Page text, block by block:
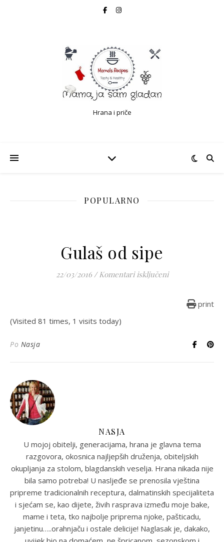
Hrana i priče
POPULARNO
Gulaš od sipe
22/03/2016 / Komentari isključeniza Gulaš od sipe
print
(Visited 81 times, 1 visits today)
Po Nasja
NASJA
U mojoj obitelji, generacijama, hrana je glavna tema
razgovora, okosnica najljepših druženja, obiteljskih
okupljanja za stolom, blagdanskih veselja. Hrana nikada nije
bila samo potreba! U nasljeđe se prenosila vještina
pripreme tradicionalnih receptura, dalmatinskih specijaliteta
i sjećam se, kao dijete, živih rasprava između moje bake,
mame i teta, tko najbolje priprema njoke, pašticadu,
janjetinu…..orahnjaču i ostale delicije! Naglasak je, dakako,